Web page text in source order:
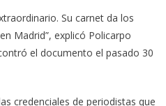
Su carnet da los
Madrid”, explicó Policarpo
el documento el pasado 30
credenciales de periodistas que